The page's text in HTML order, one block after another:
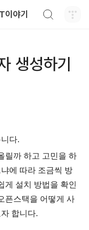
야기
생성하기
다.
릴까 하고 고민을 하
에 따라 조금씩 방
게 설치 방법을 확인
픈스택을 어떻게 사
합니다.